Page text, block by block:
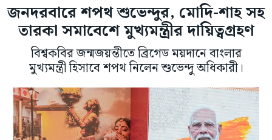
জনদরবারে শপথ শুভেন্দুর, মোদি-শাহ সহ
তারকা সমাবেশে মুখ্যমন্ত্রীর দায়িত্বগ্রহণ
বিশ্বকবির জন্মজয়ন্তীতে ব্রিগেড ময়দানে বাংলার
মুখ্যমন্ত্রী হিসাবে শপথ নিলেন শুভেন্দু অধিকারী।